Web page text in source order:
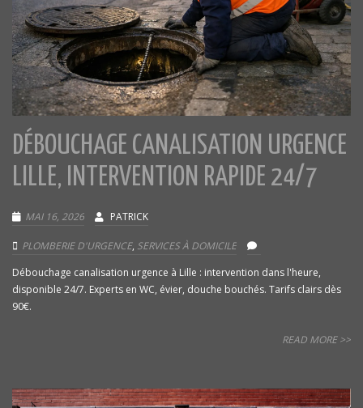
DÉBOUCHAGE CANALISATION URGENCE
LILLE, INTERVENTION RAPIDE 24/7
MAI 16, 2026 PATRICK
PLOMBERIE D'URGENCE, SERVICES À DOMICILE
Débouchage canalisation urgence à Lille : intervention dans l'heure,
disponible 24/7. Experts en WC, évier, douche bouchés. Tarifs clairs dès
90€.
READ MORE >>